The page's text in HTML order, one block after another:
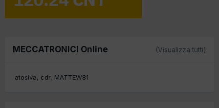
MECCATRONICI Online (Visualizza tutti)
atoslva cdr MATTEW81